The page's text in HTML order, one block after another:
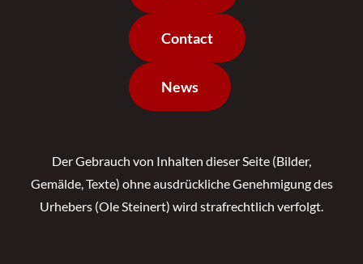
Contact
News
Der Gebrauch von Inhalten dieser Seite (Bilder,
Gemälde, Texte) ohne ausdrückliche Genehmigung des
Urhebers (Ole Steinert) wird strafrechtlich verfolgt.